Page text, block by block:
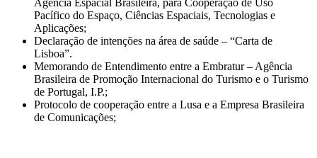
Pacífico do Espaço, Ciências Espaciais, Tecnologias e
Aplicações;
Declaração de intenções na área de saúde – “Carta de
Lisboa”.
Memorando de Entendimento entre a Embratur – Agência
Brasileira de Promoção Internacional do Turismo e o Turismo
de Portugal, I.P.;
Protocolo de cooperação entre a Lusa e a Empresa Brasileira
de Comunicações;